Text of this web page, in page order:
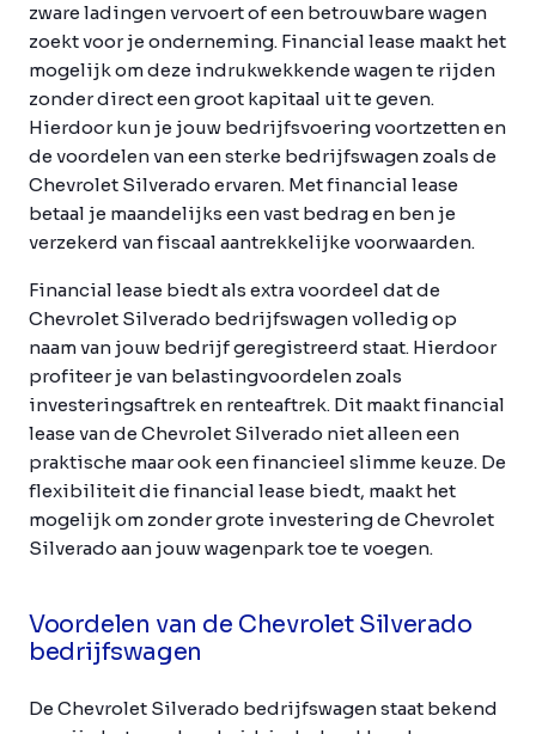
zware ladingen vervoert of een betrouwbare wagen
zoekt voor je onderneming. Financial lease maakt het
mogelijk om deze indrukwekkende wagen te rijden
zonder direct een groot kapitaal uit te geven.
Hierdoor kun je jouw bedrijfsvoering voortzetten en
de voordelen van een sterke bedrijfswagen zoals de
Chevrolet Silverado ervaren. Met financial lease
betaal je maandelijks een vast bedrag en ben je
verzekerd van fiscaal aantrekkelijke voorwaarden.
Financial lease biedt als extra voordeel dat de
Chevrolet Silverado bedrijfswagen volledig op
naam van jouw bedrijf geregistreerd staat. Hierdoor
profiteer je van belastingvoordelen zoals
investeringsaftrek en renteaftrek. Dit maakt financial
lease van de Chevrolet Silverado niet alleen een
praktische maar ook een financieel slimme keuze. De
flexibiliteit die financial lease biedt, maakt het
mogelijk om zonder grote investering de Chevrolet
Silverado aan jouw wagenpark toe te voegen.
Voordelen van de Chevrolet Silverado
bedrijfswagen
De Chevrolet Silverado bedrijfswagen staat bekend